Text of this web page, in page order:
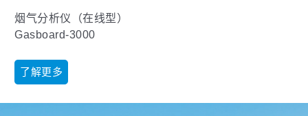
烟气分析仪（在线型）
Gasboard-3000
了解更多